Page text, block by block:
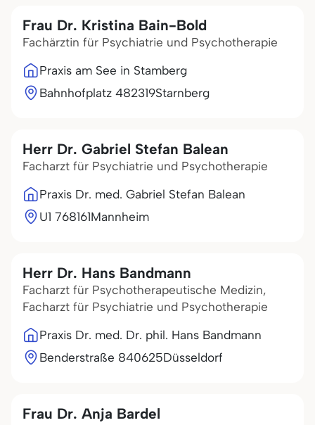
Frau Dr. Kristina Bain-Bold
Fachärztin für Psychiatrie und Psychotherapie
Praxis am See in Stamberg
Bahnhofplatz 482319Starnberg
Herr Dr. Gabriel Stefan Balean
Facharzt für Psychiatrie und Psychotherapie
Praxis Dr. med. Gabriel Stefan Balean
U1 768161Mannheim
Herr Dr. Hans Bandmann
Facharzt für Psychotherapeutische Medizin,
Facharzt für Psychiatrie und Psychotherapie
Praxis Dr. med. Dr. phil. Hans Bandmann
Benderstraße 840625Düsseldorf
Frau Dr. Anja Bardel